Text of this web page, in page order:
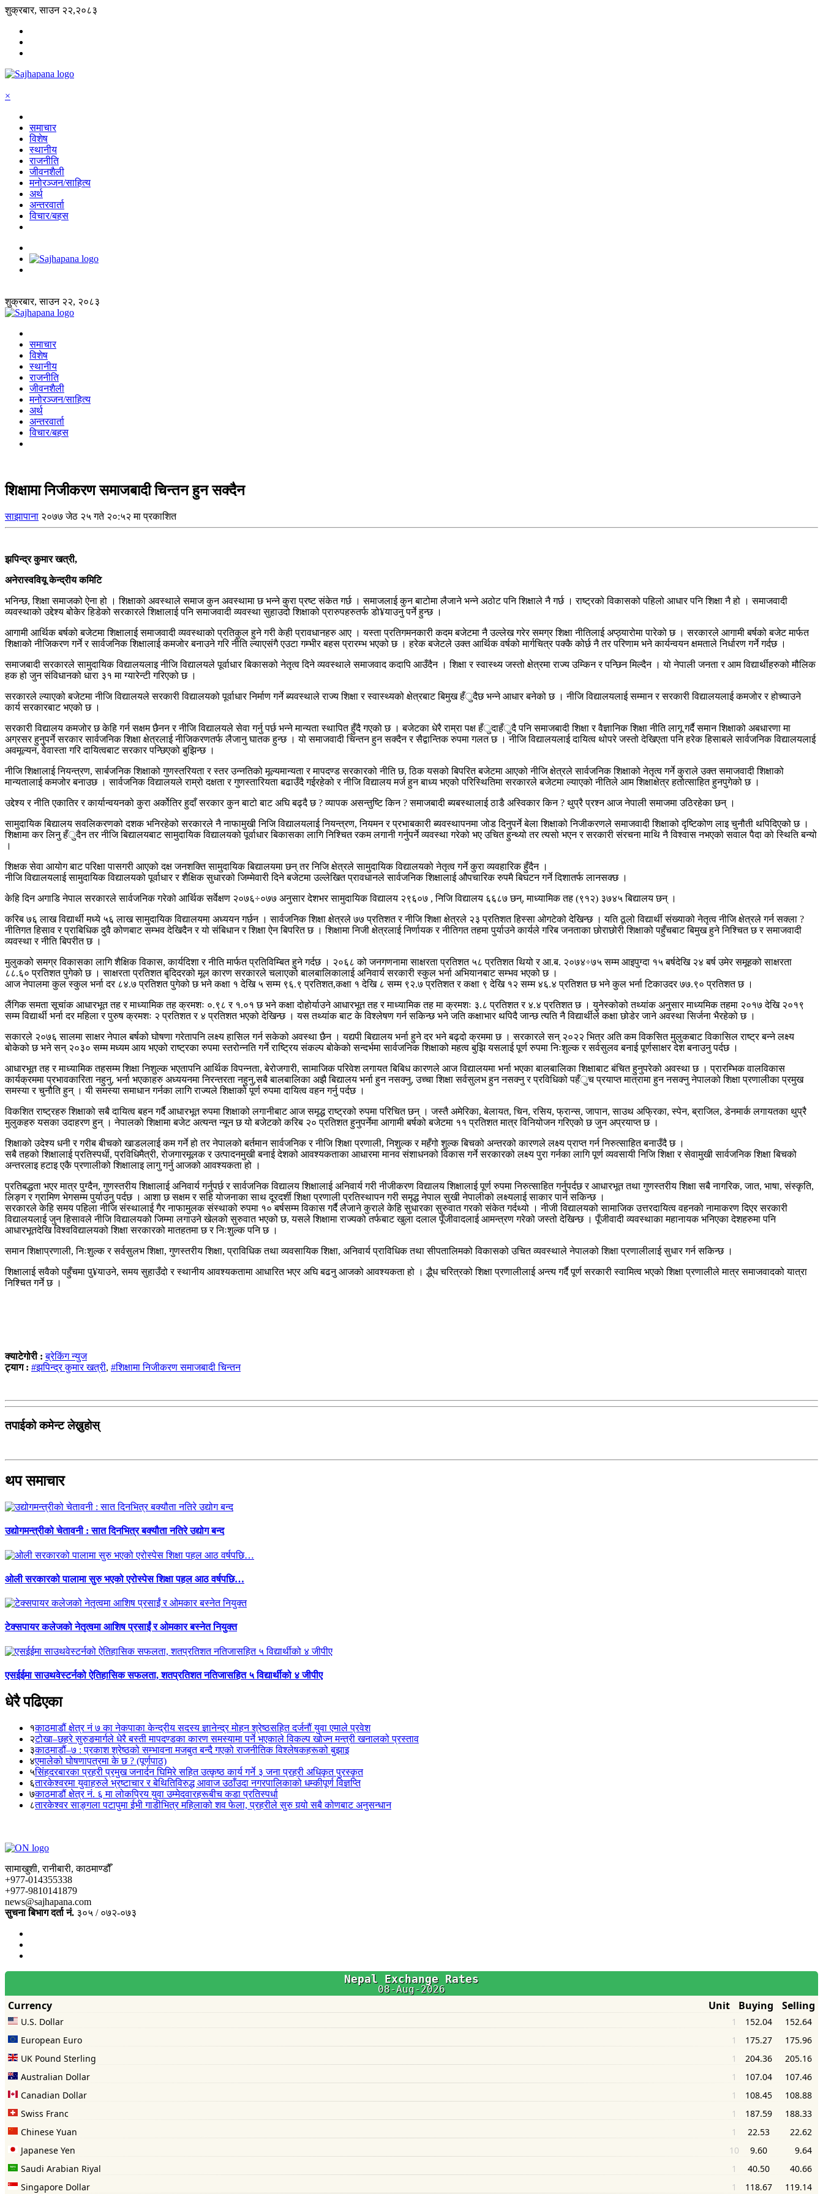
शुक्रबार, साउन २२,२०८३
×
समाचार
विशेष
स्थानीय
राजनीति
जीवनशैली
मनोरञ्जन/साहित्य
अर्थ
अन्तरवार्ता
विचार/बहस
शुक्रबार, साउन २२, २०८३
समाचार
विशेष
स्थानीय
राजनीति
जीवनशैली
मनोरञ्जन/साहित्य
अर्थ
अन्तरवार्ता
विचार/बहस
शिक्षामा निजीकरण समाजबादी चिन्तन हुन सक्दैन
साझापाना २०७७ जेठ २५ गते २०:५२ मा प्रकाशित
झपिन्द्र कुमार खत्री,
अनेरास्ववियू केन्द्रीय कमिटि
भनिन्छ, शिक्षा समाजको ऐना हो । शिक्षाको अवस्थाले समाज कुन अवस्थामा छ भन्ने कुरा प्रष्ट संकेत गर्छ । समाजलाई कुन बाटोमा लैजाने भन्ने अठोट पनि शिक्षाले नै गर्छ । राष्ट्रको विकासको पहिलो आधार पनि शिक्षा नै हो । समाजवादी
व्यवस्थाको उद्देश्य बोकेर हिडेको सरकारले शिक्षालाई पनि समाजवादी व्यवस्था सुहाउदो शिक्षाको प्रारुपहरुतर्फ डो¥याउनु पर्ने हुन्छ ।
आगामी आर्थिक बर्षको बजेटमा शिक्षालाई समाजवादी व्यवस्थाको प्रतिकुल हुने गरी केही प्रावधानहरु आए । यस्ता प्रतिगमनकारी कदम बजेटमा नै उल्लेख गरेर समग्र शिक्षा नीतिलाई अप्ठ्यारोमा पारेको छ । सरकारले आगामी बर्षको बजेट मार्फत
शिक्षाको नीजिकरण गर्ने र सार्वजनिक शिक्षालाई कमजोर बनाउने गरि नीति ल्याएसंगै एउटा गम्भीर बहस प्रारम्भ भएको छ । हरेक बजेटले उक्त आर्थिक वर्षको मार्गचित्र पक्कै कोर्छ नै तर परिणाम भने कार्यन्वयन क्षमताले निर्धारण गर्ने गर्दछ ।
समाजबादी सरकारले सामुदायिक विद्यालयलाइ नीजि विद्यालयले पूर्वाधार बिकासको नेतृत्व दिने व्यवस्थाले समाजवाद कदापि आउँदैन । शिक्षा र स्वास्थ्य जस्तो क्षेत्रमा राज्य उम्किन र पन्छिन मिल्दैन । यो नेपाली जनता र आम विद्यार्थीहरुको मौलिक
हक हो जुन संविधानको धारा ३१ मा ग्यारेन्टी गरिएको छ ।
सरकारले ल्याएको बजेटमा नीजि विद्यालयले सरकारी विद्यालयको पूर्वाधार निर्माण गर्ने ब्यवस्थाले राज्य शिक्षा र स्वास्थ्यको क्षेत्रबाट बिमुख हँुदैछ भन्ने आधार बनेको छ । नीजि विद्यालयलाई सम्मान र सरकारी विद्यालयलाई कमजोर र होच्याउने
कार्य सरकारबाट भएको छ ।
सरकारी विद्यालय कमजोर छ केहि गर्न सक्षम छैनन र नीजि विद्यालयले सेवा गर्नु पर्छ भन्ने मान्यता स्थापित हुँदै गएको छ । बजेटका धेरै राम्रा पक्ष हँुदाहँुदै पनि समाजबादी शिक्षा र वैज्ञानिक शिक्षा नीति लागू गर्दै समान शिक्षाको अबधारणा मा
अग्रसर हुनुपर्ने सरकार सार्वजनिक शिक्षा क्षेत्रलाई नीजिकरणतर्फ लैजानु घातक हुन्छ । यो समाजवादी चिन्तन हुन सक्दैन र सैद्वान्तिक रुपमा गलत छ । नीजि विद्यालयलाई दायित्व थोपरे जस्तो देखिएता पनि हरेक हिसाबले सार्वजनिक विद्यालयलाई
अवमूल्यन, वेवास्ता गरि दायित्वबाट सरकार पन्छिएको बुझिन्छ ।
नीजि शिक्षालाई नियन्त्रण, सार्बजनिक शिक्षाको गुणस्तरियता र स्तर उन्नतिको मूल्यमान्यता र मापदण्ड सरकारको नीति छ, ठिक यसको बिपरित बजेटमा आएको नीजि क्षेत्रले सार्वजनिक शिक्षाको नेतृत्व गर्ने कुराले उक्त समाजवादी शिक्षाको
मान्यतालाई कमजोर बनाउछ । सार्वजनिक विद्यालयले राम्रो दक्षता र गुणस्तारियता बढाउँदै गईरहेको र नीजि विद्यालय मर्ज हुन बाध्य भएको परिस्थितिमा सरकारले बजेटमा ल्याएको नीतिले आम शिक्षाक्षेत्र हतोत्साहित हुनपुगेको छ ।
उद्देश्य र नीति एकातिर र कार्यान्वयनको कुरा अर्कोतिर हुदाँ सरकार कुन बाटो बाट अघि बढ्दै छ ? व्यापक असन्तुष्टि किन ? समाजबादी ब्यबस्थालाई ठाडै अस्विकार किन ? थुप्रै प्रश्न आज नेपाली समाजमा उठिरहेका छन् ।
सामुदायिक बिद्यालय सवलिकरणको दशक भनिरहेको सरकारले नै नाफामुखी निजि विद्यालयलाई नियन्त्रण, नियमन र प्रभाबकारी ब्यवस्थापनमा जोड दिनुपर्ने बेला शिक्षाको निजीकरणले समाजवादी शिक्षाको दृष्टिकोण लाइ चुनौती थपिदिएको छ ।
शिक्षामा कर लिनु हँुदैन तर नीजि बिद्यालयबाट सामुदायिक विद्यालयको पूर्वाधार बिकासका लागि निश्चित रकम लगानी गर्नुपर्ने व्यवस्था गरेको भए उचित हुन्थ्यो तर त्यसो भएन र सरकारी संरचना माथि नै विश्वास नभएको सवाल पैदा को स्थिति बन्यो
।
शिक्षक सेवा आयोग बाट परिक्षा पासगरी आएको दक्ष जनशक्ति सामुदायिक बिद्यालयमा छन् तर निजि क्षेत्रले सामुदायिक विद्यालयको नेतृत्व गर्ने कुरा व्यवहारिक हुँदैन ।
नीजि विद्यालयलाई सामुदायिक विद्यालयको पूर्वाधार र शैक्षिक सुधारको जिम्मेवारी दिने बजेटमा उल्लेखित प्रावधानले सार्वजनिक शिक्षालाई औपचारिक रुपमै बिघटन गर्ने दिशातर्फ लानसक्छ ।
केहि दिन अगाडि नेपाल सरकारले सार्वजनिक गरेको आर्थिक सर्वेक्षण २०७६÷०७७ अनुसार देशभर सामुदायिक विद्यालय २९६०७ , निजि विद्यालय ६६८७ छन्, माध्यामिक तह (९१२) ३७४५ बिद्यालय छन् ।
करिब ७६ लाख विद्यार्थी मध्ये ५६ लाख सामुदायिक विद्यालयमा अध्ययन गर्छन । सार्वजनिक शिक्षा क्षेत्रले ७७ प्रतिशत र नीजि शिक्षा क्षेत्रले २३ प्रतिशत हिस्सा ओगटेको देखिन्छ । यति ठूलो विद्यार्थी संख्याको नेतृत्व नीजि क्षेत्रले गर्न सक्ला ?
नीतिगत हिसाव र प्राबिधिक दुवै कोणबाट सम्भव देखिदैन र यो संबिधान र शिक्षा ऐन बिपरित छ । शिक्षामा निजी क्षेत्रलाई निर्णायक र नीतिगत तहमा पुर्याउने कार्यले गरिब जनताका छोराछोरी शिक्षाको पहुँचबाट बिमुख हुने निश्चित छ र समाजवादी
व्यवस्था र नीति बिपरीत छ ।
मुलुकको समग्र विकासका लागि शैक्षिक विकास, कार्यदिशा र नीति मार्फत प्रतिविम्बित हुने गर्दछ । २०६८ को जनगणनामा साक्षरता प्रतिशत ५८ प्रतिशत थियो र आ.ब. २०७४÷७५ सम्म आइपुग्दा १५ बर्षदेखि २४ बर्ष उमेर समूहको साक्षरता
८८.६० प्रतिशत पुगेको छ । साक्षरता प्रतिशत बृदिदरको मूल कारण सरकारले चलाएको बालबालिकालाई अनिवार्य सरकारी स्कुल भर्ना अभियानबाट सम्भव भएको छ ।
आज नेपालमा कुल स्कुल भर्ना दर ८४.७ प्रतिशत पुगेको छ भने कक्षा १ देखि ५ सम्म ९६.९ प्रतिशत,कक्षा १ देखि ८ सम्म ९२.७ प्रतिशत र कक्षा ९ देखि १२ सम्म ४६.४ प्रतिशत छ भने कुल भर्ना टिकाउदर ७७.९० प्रतिशत छ ।
लैंगिक समता सूचांक आधारभूत तह र माध्यामिक तह क्रमशः ०.९८ र १.०१ छ भने कक्षा दोहोर्याउने आधारभूत तह र माध्यामिक तह मा क्रमशः ३.८ प्रतिशत र ४.४ प्रतिशत छ । युनेस्कोको तथ्यांक अनुसार माध्यमिक तहमा २०१७ देखि २०१९
सम्म विद्यार्थी भर्ना दर महिला र पुरुष क्रमशः २ प्रतिशत र ४ प्रतिशत भएको देखिन्छ । यस तथ्यांक बाट के विश्लेषण गर्न सकिन्छ भने जति कक्षाभार थपिदै जान्छ त्यति नै विद्यार्थीले कक्षा छोडेर जाने अवस्था सिर्जना भैरहेको छ ।
सकारले २०७६ सालमा साक्षर नेपाल बर्षको घोषणा गरेतापनि लक्ष्य हासिल गर्न सकेको अवस्था छैन । यद्यपी बिद्यालय भर्ना हुने दर भने बढ्दो क्रममा छ । सरकारले सन् २०२२ भित्र अति कम विकसित मुलुकबाट विकासिल राष्ट्र बन्ने लक्ष्य
बोकेको छ भने सन् २०३० सम्म मध्यम आय भएको राष्ट्रका रुपमा स्तरोन्नति गर्ने राष्ट्रिय संकल्प बोकेको सन्दर्भमा सार्वजनिक शिक्षाको महत्व बुझि यसलाई पूर्ण रुपमा निःशुल्क र सर्वसुलव बनाई पूर्णसाक्षर देश बनाउनु पर्दछ ।
आधारभूत तह र माध्यामिक तहसम्म शिक्षा निशुल्क भएतापनि आर्थिक विपन्नता, बेरोजगारी, सामाजिक परिवेश लगायत बिबिध कारणले आज विद्यालयमा भर्ना भएका बालबालिका शिक्षाबाट बंचित हुनुपरेको अवस्था छ । प्रारम्भिक वालविकास
कार्यक्रममा प्रभावकारिता नहुनु, भर्ना भएकाहरु अध्ययनमा निरन्तरता नहुनु,सबै बालबालिका अझै बिद्यालय भर्ना हुन नसक्नु, उच्चा शिक्षा सर्वसुलभ हुन नसक्नु र प्रविधिको पहँुच प्रयाप्त मात्रामा हुन नसक्नु नेपालको शिक्षा प्रणालीका प्रमुख
समस्या र चुनौति हुन् । यी समस्या समाधान गर्नका लागि राज्यले शिक्षाको पूर्ण रुपमा दायित्व वहन गर्नु पर्दछ ।
विकशित राष्ट्रहरु शिक्षाको सबै दायित्व बहन गर्दै आधारभूत रुपमा शिक्षाको लगानीबाट आज समृद्ध राष्ट्रको रुपमा परिचित छन् । जस्तै अमेरिका, बेलायत, चिन, रसिय, फ्रान्स, जापान, साउथ अफ्रिका, स्पेन, ब्राजिल, डेनमार्क लगायतका थुप्रै
मुलुकहरु यसका उदाहरण हुन् । नेपालको शिक्षामा बजेट अत्यन्त न्यून छ यो बजेटको करिब २० प्रतिशत हुनुपर्नेमा आगामी बर्षको बजेटमा ११ प्रतिशत मात्र विनियोजन गरिएको छ जुन अप्रयाप्त छ ।
शिक्षाको उदेश्य धनी र गरीब बीचको खाडललाई कम गर्ने हो तर नेपालको बर्तमान सार्वजनिक र नीजि शिक्षा प्रणाली, निशुल्क र महँगो शुल्क बिचको अन्तरको कारणले लक्ष्य प्राप्त गर्न निरुत्साहित बनाउँदै छ ।
सबै तहको शिक्षालाई प्रतिस्पर्धी, प्रविधिमैत्री, रोजगारमूलक र उत्पादनमुखी बनाई देशको आवश्यकताका आधारमा मानव संशाधनको विकास गर्ने सरकारको लक्ष्य पुरा गर्नका लागि पूर्ण व्यवसायी निजि शिक्षा र सेवामुखी सार्वजनिक शिक्षा बिचको
अन्तरलाइ हटाइ एकै प्रणालीको शिक्षालाइ लागु गर्नु आजको आवश्यकता हो ।
प्रतिबद्धता भएर मात्र पुग्दैन, गुणस्तरीय शिक्षालाई अनिवार्य गर्नुपर्छ र सार्वजनिक विद्यालय शिक्षालाई अनिवार्य गरी नीजीकरण विद्यालय शिक्षालाई पूर्ण रुपमा निरुत्साहित गर्नुपर्दछ र आधारभूत तथा गुणस्तरीय शिक्षा सबै नागरिक, जात, भाषा, संस्कृति,
लिङ्ग र ग्रामिण भेगसम्म पुर्याउनु पर्दछ । आशा छ सक्षम र सहि योजनाका साथ दूरदर्शी शिक्षा प्रणाली प्रतिस्थापन गरी समृद्ध नेपाल सुखी नेपालीको लक्ष्यलाई साकार पार्न सकिन्छ ।
सरकारले केहि समय पहिला नीजि संस्थालाई गैर नाफामुलक संस्थाको रुपमा १० बर्षसम्म विकास गर्दै लैजाने कुराले केहि सुधारका सुरुवात गरको संकेत गर्दथ्यो । नीजी विद्यालयको सामाजिक उत्तरदायित्व वहनको नामाकरण दिएर सरकारी
विद्यालयलाई जुन हिसावले नीजि विद्यालयको जिम्मा लगाउने खेलको सुरुवात भएको छ, यसले शिक्षामा राज्यको तर्फबाट खुला दलाल पूँजीवादलाई आमन्त्रण गरेको जस्तो देखिन्छ । पूँजीवादी व्यवस्थाका महानायक भनिएका देशहरुमा पनि
आधारभूतदेखि विश्वविद्यालयको शिक्षा सरकारको मातहतमा छ र निःशुल्क पनि छ ।
समान शिक्षाप्रणाली, निःशुल्क र सर्वसुलभ शिक्षा, गुणस्तरीय शिक्षा, प्राविधिक तथा व्यवसायिक शिक्षा, अनिवार्य प्राविधिक तथा सीपतालिमको विकासको उचित व्यवस्थाले नेपालको शिक्षा प्रणालीलाई सुधार गर्न सकिन्छ ।
शिक्षालाई सवैको पहुँचमा पु¥याउने, समय सुहाउँदो र स्थानीय आवश्यकतामा आधारित भएर अघि बढनु आजको आवश्यकता हो । द्धै्ध चरित्रको शिक्षा प्रणालीलाई अन्त्य गर्दै पूर्ण सरकारी स्वामित्व भएको शिक्षा प्रणालीले मात्र समाजवादको यात्रा
निश्चित गर्ने छ ।
क्याटेगोरी :ब्रेकिंग न्युज
ट्याग : #झपिन्द्र कुमार खत्री, #शिक्षामा निजीकरण समाजबादी चिन्तन
तपाईको कमेन्ट लेख्नुहोस्
थप समाचार
उद्योगमन्त्रीको चेतावनी : सात दिनभित्र बक्यौता नतिरे उद्योग बन्द
ओली सरकारको पालामा सुरु भएको एरोस्पेस शिक्षा पहल आठ वर्षपछि…
टेक्सपायर कलेजको नेतृत्वमा आशिष प्रसाईं र ओमकार बस्नेत नियुक्त
एसईईमा साउथवेस्टर्नको ऐतिहासिक सफलता, शतप्रतिशत नतिजासहित ५ विद्यार्थीको ४ जीपीए
धेरै पढिएका
१काठमाडौं क्षेत्र नं ७ का नेकपाका केन्द्रीय सदस्य ज्ञानेन्द्र मोहन श्रेष्ठसहित दर्जनौं युवा एमाले प्रवेश
२टोखा–छहरे सुरुङमार्गले धेरै बस्ती मापदण्डका कारण समस्यामा पर्ने भएकाले विकल्प खोज्न मन्त्री खनालको प्रस्ताव
३काठमाडौं–७ : प्रकाश श्रेष्ठको सम्भावना मजबुत बन्दै गएको राजनीतिक विश्लेषकहरूको बुझाइ
४एमालेको घोषणापत्रमा के छ ? (पूर्णपाठ)
५सिंहदरबारका प्रहरी प्रमुख जनार्दन घिमिरे सहित उत्कृष्ठ कार्य गर्ने ३ जना प्रहरी अधिकृत पुरस्कृत
६तारकेश्वरमा युवाहरुले भ्रष्टाचार र बेथितिविरुद्ध आवाज उठाँउदा नगरपालिकाको धम्कीपूर्ण विज्ञप्ति
७काठमाडौं क्षेत्र नं. ६ मा लोकप्रिय युवा उम्मेदवारहरूबीच कडा प्रतिस्पर्धा
८तारकेश्वर साङ्गला पटापुमा ईभी गाडीभित्र महिलाको शव फेला, प्रहरीले सुरु गर्‍यो सबै कोणबाट अनुसन्धान
सामाखुशी, रानीबारी, काठमाण्डौँ
+977-014355338
+977-9810141879
news@sajhapana.com
सुचना बिभाग दर्ता नं. ३०५ / ०७२-०७३